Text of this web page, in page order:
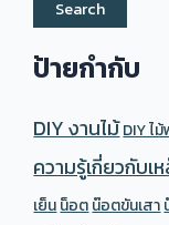
ป้ายกำกับ
DIY งานไม้DIY ไ
ความรู้เกี่ยวกับเ
เย็นน็อตน๊อตขันเสา